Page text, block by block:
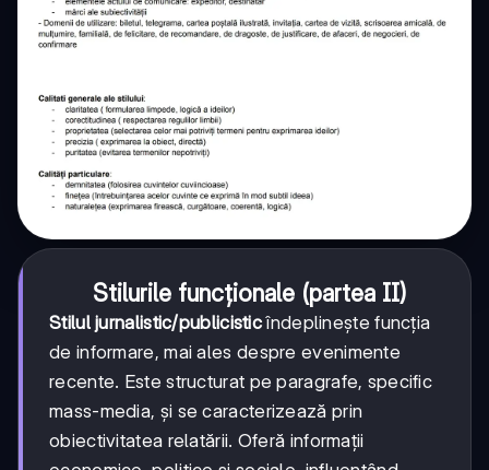
Stilurile funcționale (partea II)
Stilul jurnalistic/publicisticîndeplinește funcția
de informare, mai ales despre evenimente
recente. Este structurat pe paragrafe, specific
mass-media, și se caracterizează prin
obiectivitatea relatării. Oferă informații